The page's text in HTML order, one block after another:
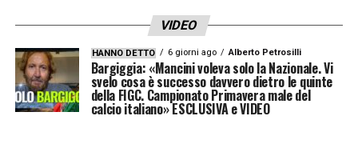
VIDEO
HANNO DETTO 6 giorni ago Alberto Petrosilli
Bargiggia: «Mancini voleva solo la Nazionale. Vi
svelo cosa è successo davvero dietro le quinte
della FIGC. Campionato Primavera male del
calcio italiano» ESCLUSIVA e VIDEO